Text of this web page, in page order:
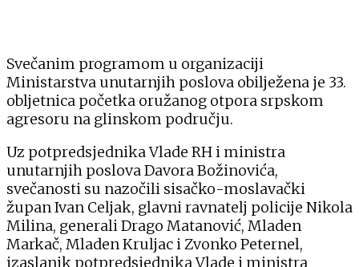
Svečanim programom u organizaciji
Ministarstva unutarnjih poslova obilježena je 33.
obljetnica početka oružanog otpora srpskom
agresoru na glinskom području.
Uz potpredsjednika Vlade RH i ministra
unutarnjih poslova Davora Božinovića,
svečanosti su nazočili sisačko-moslavački
župan Ivan Celjak, glavni ravnatelj policije Nikola
Milina, generali Drago Matanović, Mladen
Markač, Mladen Kruljac i Zvonko Peternel,
izaslanik potpredsjednika Vlade i ministra